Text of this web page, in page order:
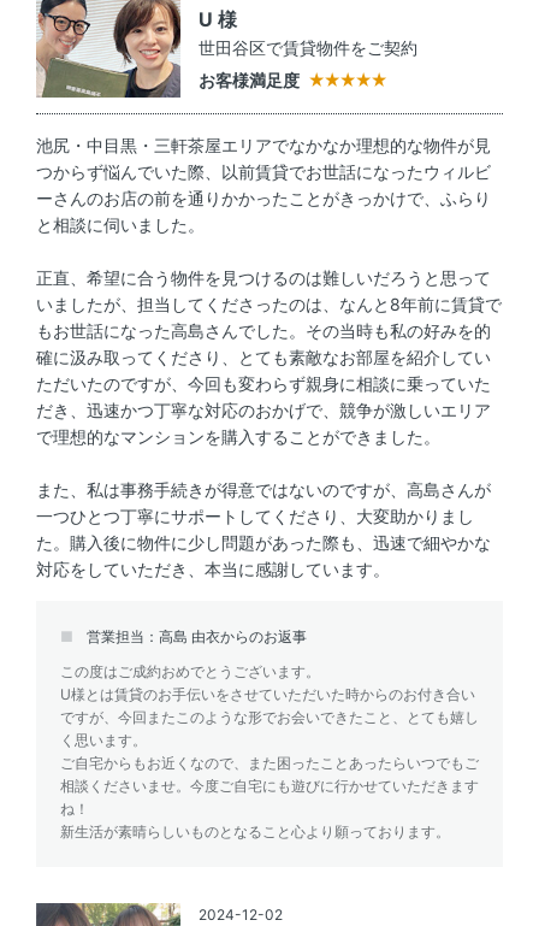
U 様
世田谷区で賃貸物件をご契約
お客様満足度
池尻・中目黒・三軒茶屋エリアでなかなか理想的な物件が見
つからず悩んでいた際、以前賃貸でお世話になったウィルビ
ーさんのお店の前を通りかかったことがきっかけで、ふらり
と相談に伺いました。
正直、希望に合う物件を見つけるのは難しいだろうと思って
いましたが、担当してくださったのは、なんと8年前に賃貸で
もお世話になった高島さんでした。その当時も私の好みを的
確に汲み取ってくださり、とても素敵なお部屋を紹介してい
ただいたのですが、今回も変わらず親身に相談に乗っていた
だき、迅速かつ丁寧な対応のおかげで、競争が激しいエリア
で理想的なマンションを購入することができました。
また、私は事務手続きが得意ではないのですが、高島さんが
一つひとつ丁寧にサポートしてくださり、大変助かりまし
た。購入後に物件に少し問題があった際も、迅速で細やかな
対応をしていただき、本当に感謝しています。
営業担当：高島 由衣からのお返事
この度はご成約おめでとうございます。
U様とは賃貸のお手伝いをさせていただいた時からのお付き合い
ですが、今回またこのような形でお会いできたこと、とても嬉し
く思います。
ご自宅からもお近くなので、また困ったことあったらいつでもご
相談くださいませ。今度ご自宅にも遊びに行かせていただきます
ね！
新生活が素晴らしいものとなること心より願っております。
2024-12-02